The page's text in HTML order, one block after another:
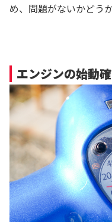
め、問題がないかどう
エンジンの始動